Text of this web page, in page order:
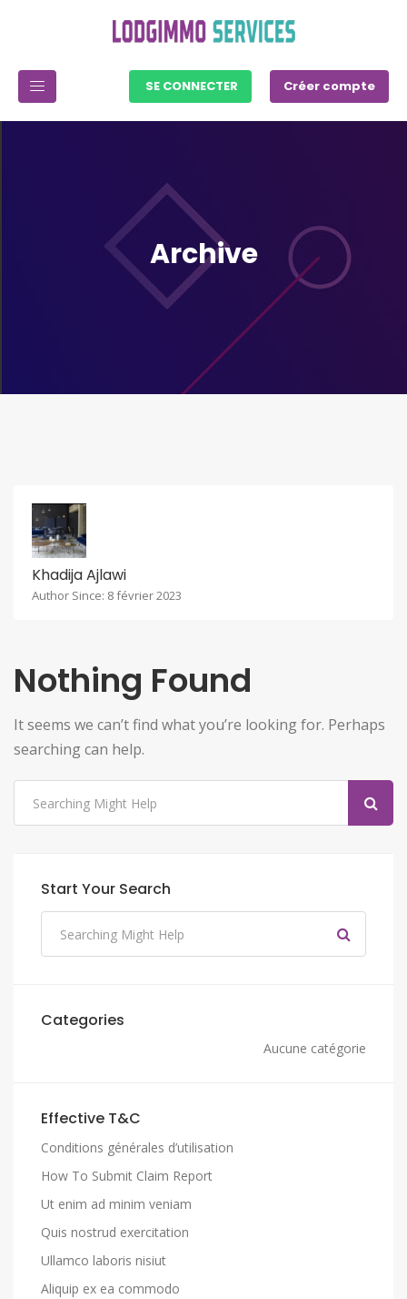
SE CONNECTER Créer compte
Archive
Khadija Ajlawi
Author Since: 8 février 2023
Nothing Found
It seems we can’t find what you’re looking for. Perhaps
searching can help.
Start Your Search
Categories
Aucune catégorie
Effective T&C
Conditions générales d’utilisation
How To Submit Claim Report
Ut enim ad minim veniam
Quis nostrud exercitation
Ullamco laboris nisiut
Aliquip ex ea commodo